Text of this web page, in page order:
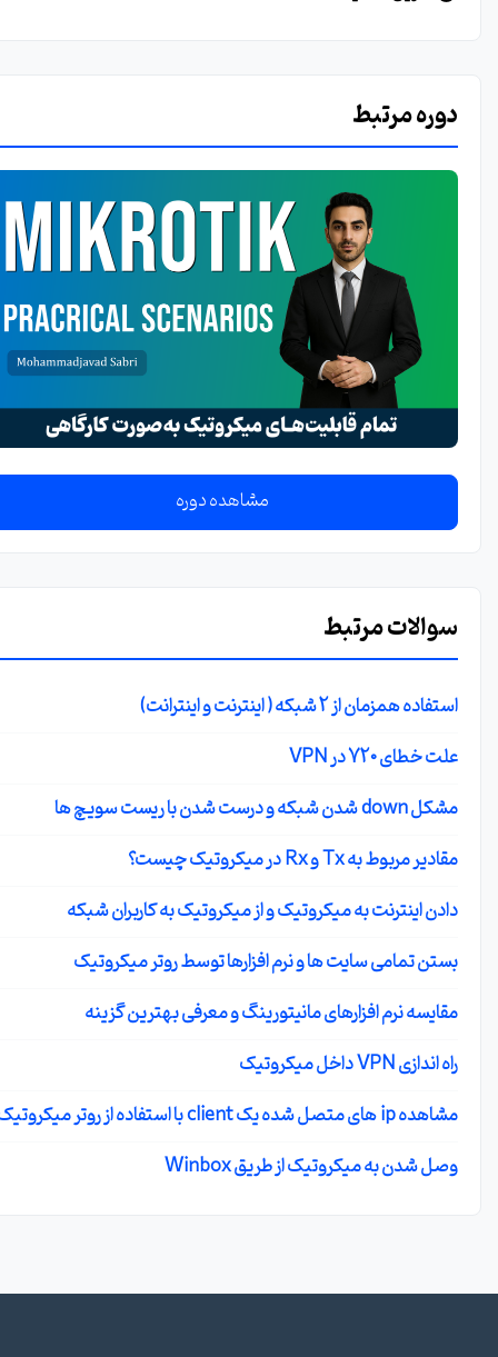
دوره مرتبط
مشاهده دوره
سوالات مرتبط
استفاده همزمان از 2 شبکه ( اینترنت و اینترانت)
علت خطای 720 در VPN
مشکل down شدن شبکه و درست شدن با ریست سویچ ها
مقادیر مربوط به Tx و Rx در میکروتیک چیست؟
دادن اینترنت به میکروتیک و از میکروتیک به کاربران شبکه
بستن تمامی سایت ها و نرم افزارها توسط روتر میکروتیک
مقایسه نرم افزارهای مانیتورینگ و معرفی بهترین گزینه
راه اندازی VPN داخل میکروتیک
مشاهده ip های متصل شده یک client با استفاده از روتر میکروتیک
وصل شدن به میکروتیک از طریق Winbox